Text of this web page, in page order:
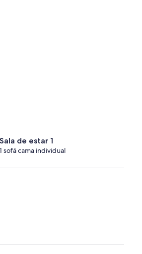
Sala de estar 1
1 sofá cama individual